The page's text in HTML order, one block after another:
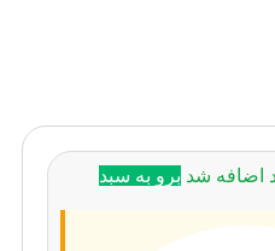
اضافه شد برو به سبد